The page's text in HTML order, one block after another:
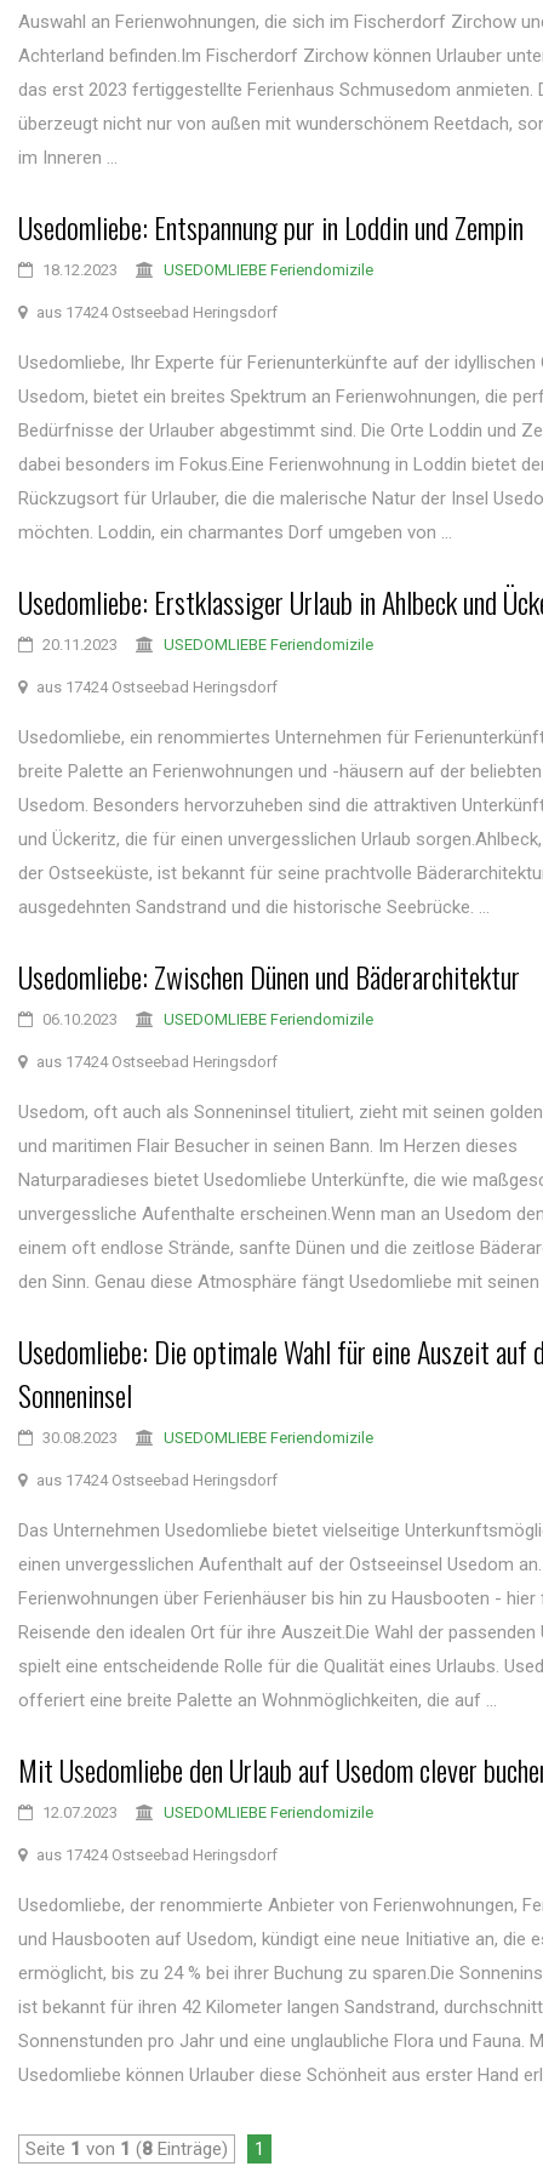
Auswahl an Ferienwohnungen, die sich im Fischerdorf Zirchow
Achterland befinden.Im Fischerdorf Zirchow können Urlauber
das erst 2023 fertiggestellte Ferienhaus Schmusedom anmieten.
überzeugt nicht nur von außen mit wunderschönem Reetdach,
im Inneren ...
Usedomliebe: Entspannung pur in Loddin und Zempin
18.12.2023 USEDOMLIEBE Feriendomizile
aus 17424 Ostseebad Heringsdorf
Usedomliebe, Ihr Experte für Ferienunterkünfte auf der idyllischen
Usedom, bietet ein breites Spektrum an Ferienwohnungen, die
Bedürfnisse der Urlauber abgestimmt sind. Die Orte Loddin und
dabei besonders im Fokus.Eine Ferienwohnung in Loddin bietet
Rückzugsort für Urlauber, die die malerische Natur der Insel
möchten. Loddin, ein charmantes Dorf umgeben von ...
Usedomliebe: Erstklassiger Urlaub in Ahlbeck und
20.11.2023 USEDOMLIEBE Feriendomizile
aus 17424 Ostseebad Heringsdorf
Usedomliebe, ein renommiertes Unternehmen für
breite Palette an Ferienwohnungen und -häusern auf der
Usedom. Besonders hervorzuheben sind die attraktiven
und Ückeritz, die für einen unvergesslichen Urlaub
der Ostseeküste, ist bekannt für seine prachtvolle
ausgedehnten Sandstrand und die historische Seebrücke. ...
Usedomliebe: Zwischen Dünen und Bäderarchitektur
06.10.2023 USEDOMLIEBE Feriendomizile
aus 17424 Ostseebad Heringsdorf
Usedom, oft auch als Sonneninsel tituliert, zieht mit seinen
und maritimen Flair Besucher in seinen Bann. Im Herzen dieses
Naturparadieses bietet Usedomliebe Unterkünfte, die wie
unvergessliche Aufenthalte erscheinen.Wenn man an Usedom
einem oft endlose Strände, sanfte Dünen und die zeitlose
den Sinn. Genau diese Atmosphäre fängt Usedomliebe mit seinen
Usedomliebe: Die optimale Wahl für eine Auszeit auf
Sonneninsel
30.08.2023 USEDOMLIEBE Feriendomizile
aus 17424 Ostseebad Heringsdorf
Das Unternehmen Usedomliebe bietet vielseitige
einen unvergesslichen Aufenthalt auf der Ostseeinsel Usedom
Ferienwohnungen über Ferienhäuser bis hin zu Hausbooten - hier
Reisende den idealen Ort für ihre Auszeit.Die Wahl der
spielt eine entscheidende Rolle für die Qualität eines Urlaubs.
offeriert eine breite Palette an Wohnmöglichkeiten, die auf ...
Mit Usedomliebe den Urlaub auf Usedom clever
12.07.2023 USEDOMLIEBE Feriendomizile
aus 17424 Ostseebad Heringsdorf
Usedomliebe, der renommierte Anbieter von Ferienwohnungen,
und Hausbooten auf Usedom, kündigt eine neue Initiative an, die
ermöglicht, bis zu 24 % bei ihrer Buchung zu sparen.Die
ist bekannt für ihren 42 Kilometer langen Sandstrand,
Sonnenstunden pro Jahr und eine unglaubliche Flora und Fauna.
Usedomliebe können Urlauber diese Schönheit aus erster Hand
Seite 1 von 1 (8 Einträge) 1